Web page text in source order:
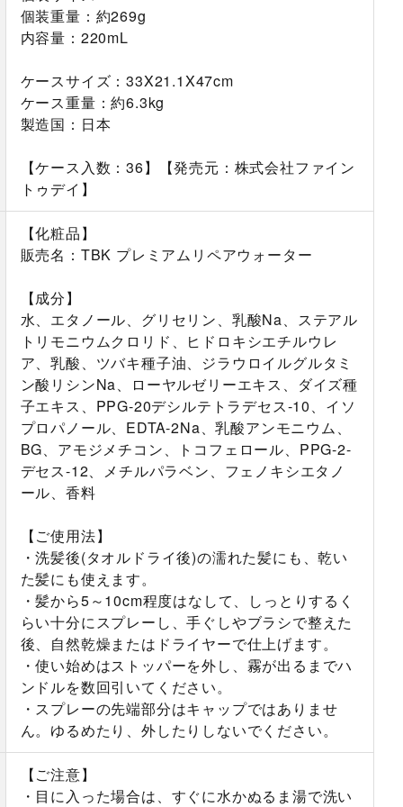
個装重量：約269g
内容量：220mL
ケースサイズ：33X21.1X47cm
ケース重量：約6.3kg
製造国：日本
【ケース入数：36】【発売元：株式会社ファイン
トゥデイ】
【化粧品】
販売名：TBK プレミアムリペアウォーター
【成分】
水、エタノール、グリセリン、乳酸Na、ステアル
トリモニウムクロリド、ヒドロキシエチルウレ
ア、乳酸、ツバキ種子油、ジラウロイルグルタミ
ン酸リシンNa、ローヤルゼリーエキス、ダイズ種
子エキス、PPG-20デシルテトラデセス-10、イソ
プロパノール、EDTA-2Na、乳酸アンモニウム、
BG、アモジメチコン、トコフェロール、PPG-2-
デセス-12、メチルパラベン、フェノキシエタノ
ール、香料
【ご使用法】
・洗髪後(タオルドライ後)の濡れた髪にも、乾い
た髪にも使えます。
・髪から5～10cm程度はなして、しっとりするく
らい十分にスプレーし、手ぐしやブラシで整えた
後、自然乾燥またはドライヤーで仕上げます。
・使い始めはストッパーを外し、霧が出るまでハ
ンドルを数回引いてください。
・スプレーの先端部分はキャップではありませ
ん。ゆるめたり、外したりしないでください。
【ご注意】
・目に入った場合は、すぐに水かぬるま湯で洗い